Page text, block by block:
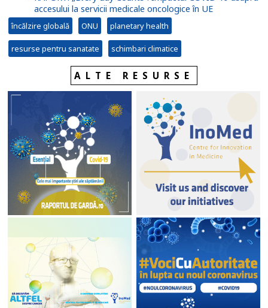
accesului la servicii medicale oncologice în UE
încălzire globală ONU planetary health
resurse pentru sanatate schimbari climatice
ALTE RESURSE